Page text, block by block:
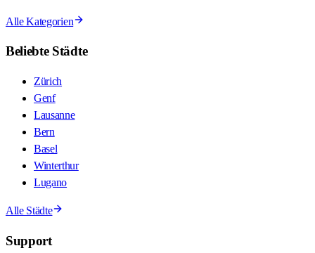
Alle Kategorien
Beliebte Städte
Zürich
Genf
Lausanne
Bern
Basel
Winterthur
Lugano
Alle Städte
Support